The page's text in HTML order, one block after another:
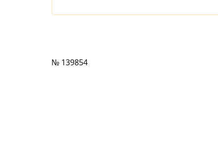
№ 139854